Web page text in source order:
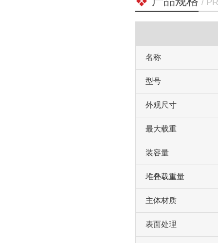
名称
型号
外观尺寸
最大载重
装容量
堆叠载重量
主体材质
表面处理